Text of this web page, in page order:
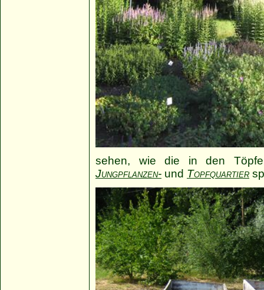
sehen, wie die in den
Jungpflanzen- und Topfquartier